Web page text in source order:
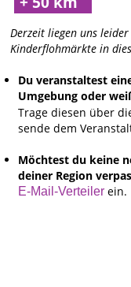
Derzeit liegen uns
Kinderflohmärkte in
Du veranstaltest
Umgebung oder
Trage diesen über
sende dem
Möchtest du keine
deiner Region
E-Mail-Verteiler ein.